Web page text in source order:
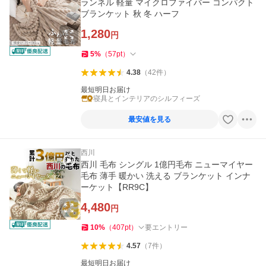
ランネル 軽量 マイクロファイバー コンパクト
ブランケット 秋 冬 ハーフ
1,280円
5% （57pt）
4.38（42件）
最短明日お届け
寝具とインテリアのシルフィーズ
最安値を見る
西川
西川 毛布 シングル 1億円毛布 ニューマイヤー
毛布 薄手 暖かい 洗える ブランケット インナ
ーケット【RR9C】
4,480円
10% （407pt） 要エントリー
4.57（7件）
最短明日お届け